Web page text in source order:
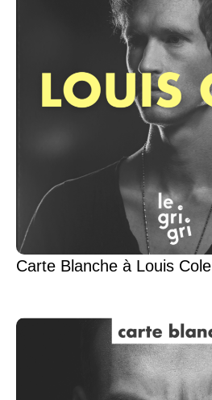
Carte Blanche à Louis Cole